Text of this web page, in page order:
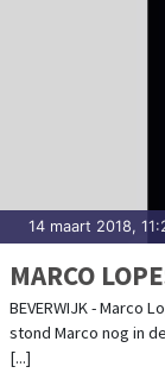
14 maart 2018,
MARCO
BEVERWIJK - Marco
stond Marco nog in
[...]